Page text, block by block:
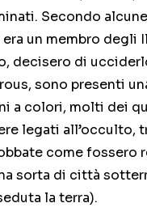
Secondo
un membro degli
decisero di
sono presenti
a colori, molti dei
legati all’occulto,
come fossero
sorta di città
la terra).